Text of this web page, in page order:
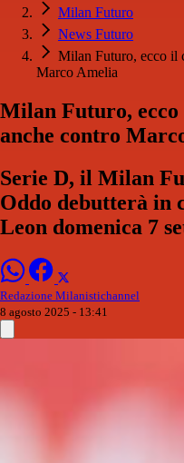
Milan Futuro
News Futuro
Milan Futuro, ecco il
Marco Amelia
Milan Futuro,
anche contro
Serie D, il Milan
Oddo debutterà in
Leon domenica 7
Redazione Milanistichannel
8 agosto 2025 - 13:41